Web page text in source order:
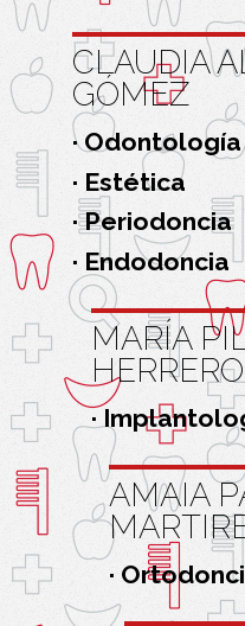
CLAUDIA
GÓMEZ
·
· Estética
· Periodoncia
· Endodoncia
MARÍA
·
AMAIA
·